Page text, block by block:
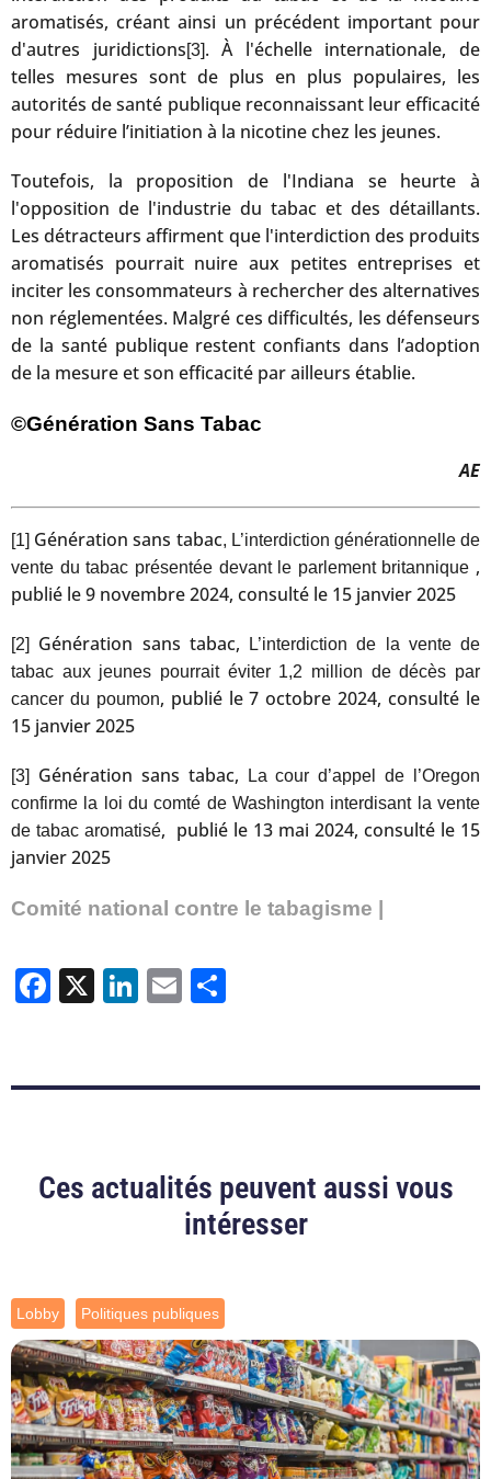
aromatisés, créant ainsi un précédent important pour
d'autres juridictions[3]. À l'échelle internationale, de
telles mesures sont de plus en plus populaires, les
autorités de santé publique reconnaissant leur efficacité
pour réduire l’initiation à la nicotine chez les jeunes.
Toutefois, la proposition de l'Indiana se heurte à
l'opposition de l'industrie du tabac et des détaillants.
Les détracteurs affirment que l'interdiction des produits
aromatisés pourrait nuire aux petites entreprises et
inciter les consommateurs à rechercher des alternatives
non réglementées. Malgré ces difficultés, les défenseurs
de la santé publique restent confiants dans l’adoption
de la mesure et son efficacité par ailleurs établie.
©Génération Sans Tabac
AE
[1] Génération sans tabac, L’interdiction générationnelle de
vente du tabac présentée devant le parlement britannique ,
publié le 9 novembre 2024, consulté le 15 janvier 2025
[2] Génération sans tabac,
L’interdiction de la vente de
tabac aux jeunes pourrait éviter 1,2 million de décès par
cancer du poumon, publié le 7 octobre 2024, consulté le
15 janvier 2025
[3] Génération sans tabac,
La cour d’appel de l’Oregon
confirme la loi du comté de Washington interdisant la vente
de tabac aromatisé, publié le 13 mai 2024, consulté le 15
janvier 2025
Comité national contre le tabagisme |
Facebook
X LinkedIn
Email
Ces actualités peuvent aussi vous
intéresser
Lobby Politiques publiques